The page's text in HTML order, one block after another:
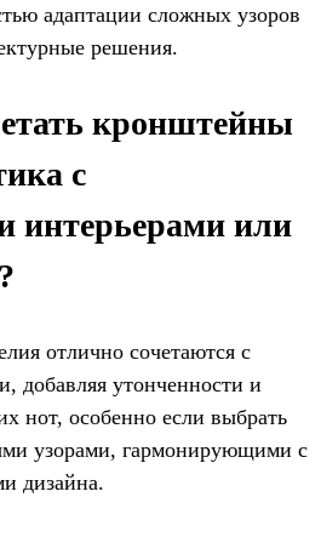
адаптации сложных узоров
решения.
кронштейны
с
интерьерами или
отлично сочетаются с
добавляя утонченности и
нот, особенно если выбрать
узорами, гармонирующими с
дизайна.